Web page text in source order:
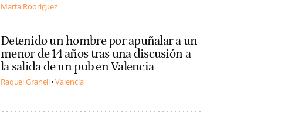
Marta Rodríguez
Detenido un hombre por apuñalar a un
menor de 14 años tras una discusión a
la salida de un pub en Valencia
Raquel Granell Valencia